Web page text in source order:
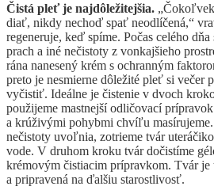
Čistá pleť je najdôležitejšia.
diať, nikdy nechoď spať neodlíčená,“
regeneruje, keď spíme. Počas celého
prach a iné nečistoty z vonkajšieho
rána nanesený krém s ochranným
preto je nesmierne dôležité pleť si večer
vyčistiť. Ideálne je čistenie v dvoch
použijeme mastnejší odličovací
a krúživými pohybmi chvíľu masírujeme.
nečistoty uvoľnia, zotrieme tvár
vode. V druhom kroku tvár dočistíme
krémovým čistiacim prípravkom. Tvár je
a pripravená na ďalšiu starostlivosť.